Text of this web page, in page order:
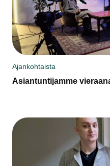
Ajankohtaista
Asiantuntijamme